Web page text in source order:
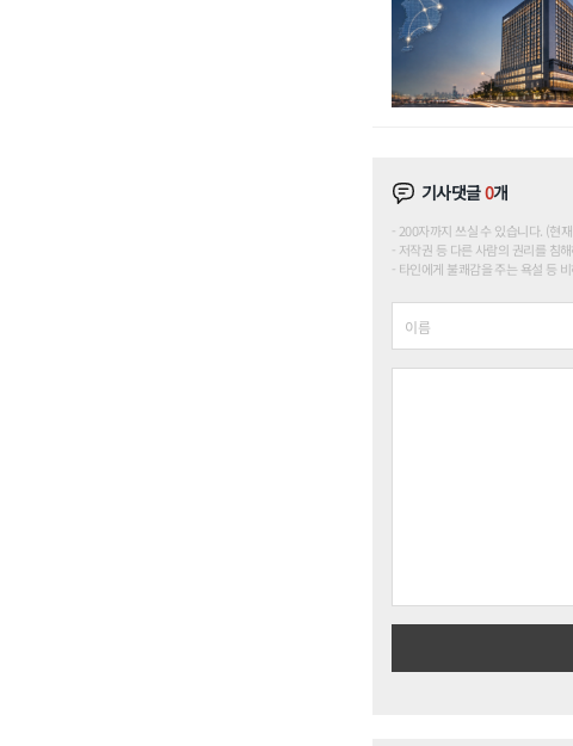
기사댓글0개
200자까지 쓰실 수 있습니다. (현
저작권 등 다른 사람의 권리를 침
타인에게 불쾌감을 주는 욕설 등